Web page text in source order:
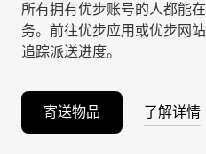
所有拥有优步账号的人都能
务。前往优步应用或优步网
追踪派送进度。
寄送物品 了解详情